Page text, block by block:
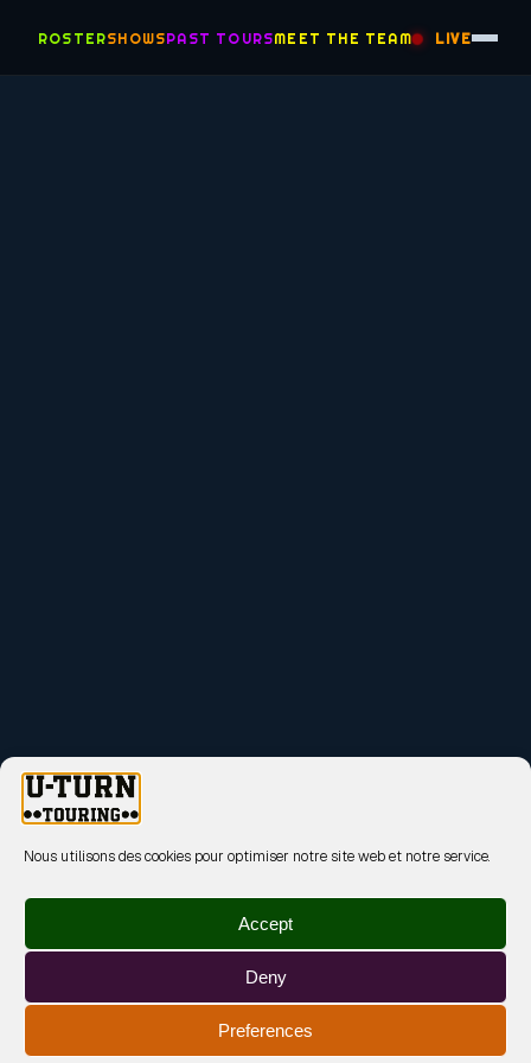
Nous utilisons des cookies pour optimiser notre site web et notre service.
Accept
Deny
Preferences
ROSTERSHOWSPAST TOURSMEET THE TEAM LIVE